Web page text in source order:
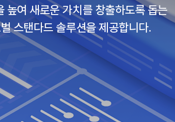
높여 새로운 가치를 창출하도록 돕는
스탠다드 솔루션을 제공합니다.